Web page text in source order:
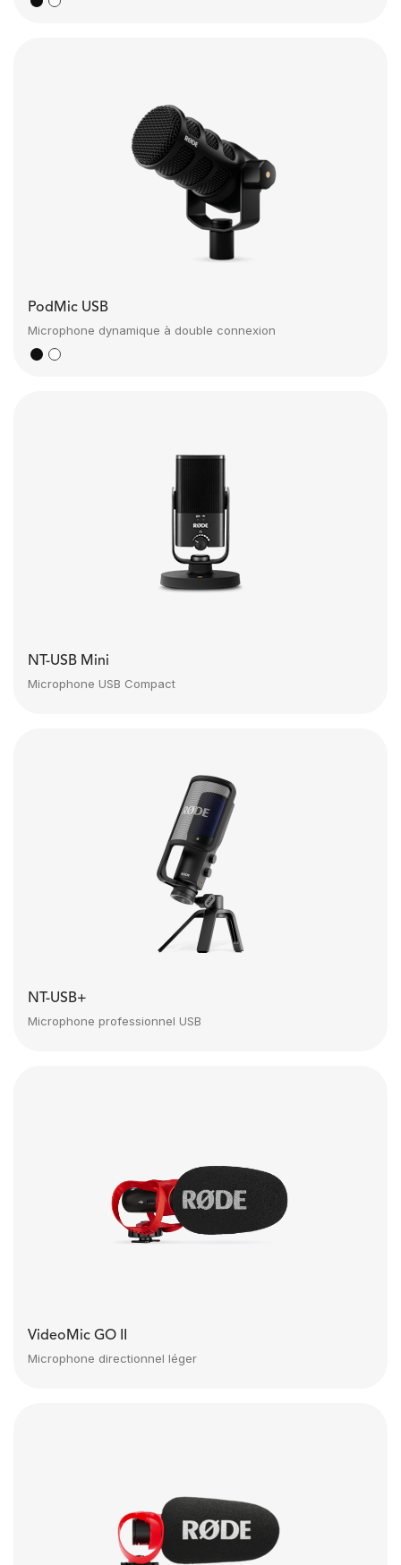
PodMic USB
Microphone dynamique à double connexion
NT-USB Mini
Microphone USB Compact
NT-USB+
Microphone professionnel USB
VideoMic GO II
Microphone directionnel léger